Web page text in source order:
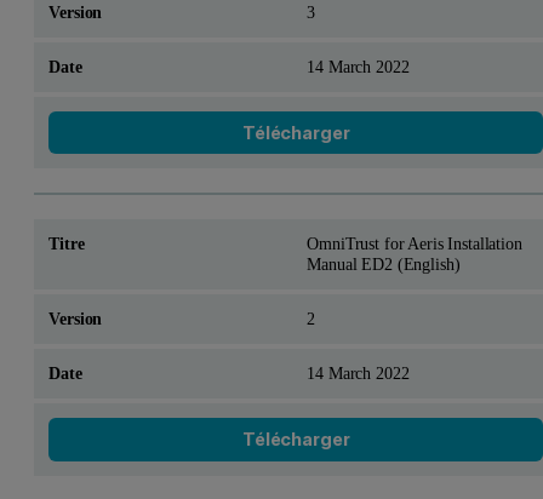
3
14 March 2022
Télécharger
OmniTrust for Aeris Installation
Manual ED2 (English)
2
14 March 2022
Télécharger